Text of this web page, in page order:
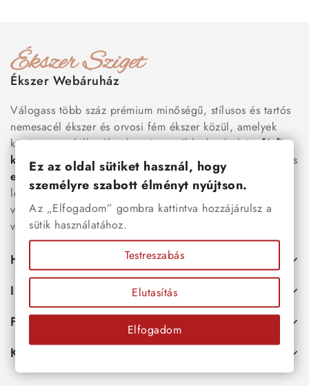
Ékszer Webáruház
Válogass több száz prémium minőségű, stílusos és tartós
nemesacél ékszer és orvosi fém ékszer közül, amelyek
között megtalálhatók a legnépszerűbb darabok is:férfi
karkötők
, női nyakláncok , karikagyűrűk
és
esküvői kiegészítőkegyaránt. Webáruházunkban a
legújabb trendeket követő, mégis időtálló ékszerek közül
választhatsz – legyen szó ajándékról, mindennapi
viseletről vagy különleges alkalmakról.
Hasznos
Információk
Fiókod
Kapcsolat
Ez az oldal sütiket használ, hogy
személyre szabott élményt nyújtson.
Az „Elfogadom” gombra kattintva hozzájárulsz a
sütik használatához.
Testreszabás
Elutasítás
Elfogadom